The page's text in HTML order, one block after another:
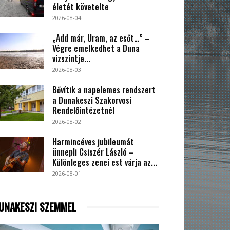
életét követelte
2026-08-04
„Add már, Uram, az esőt…” –
Végre emelkedhet a Duna
vízszintje...
2026-08-03
Bővítik a napelemes rendszert
a Dunakeszi Szakorvosi
Rendelőintézetnél
2026-08-02
Harmincéves jubileumát
ünnepli Csiszér László –
Különleges zenei est várja az...
2026-08-01
SZEMMEL